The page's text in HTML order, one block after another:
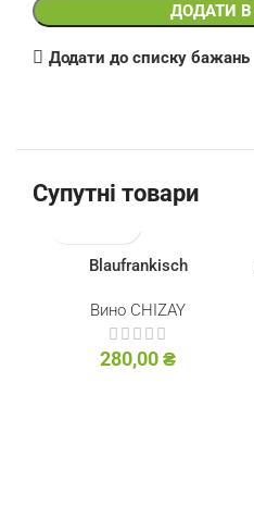
ДОДАТИ
Додати до списку бажань
Супутні товари
Blaufrankisch
Вино CHIZAY
280,00₴